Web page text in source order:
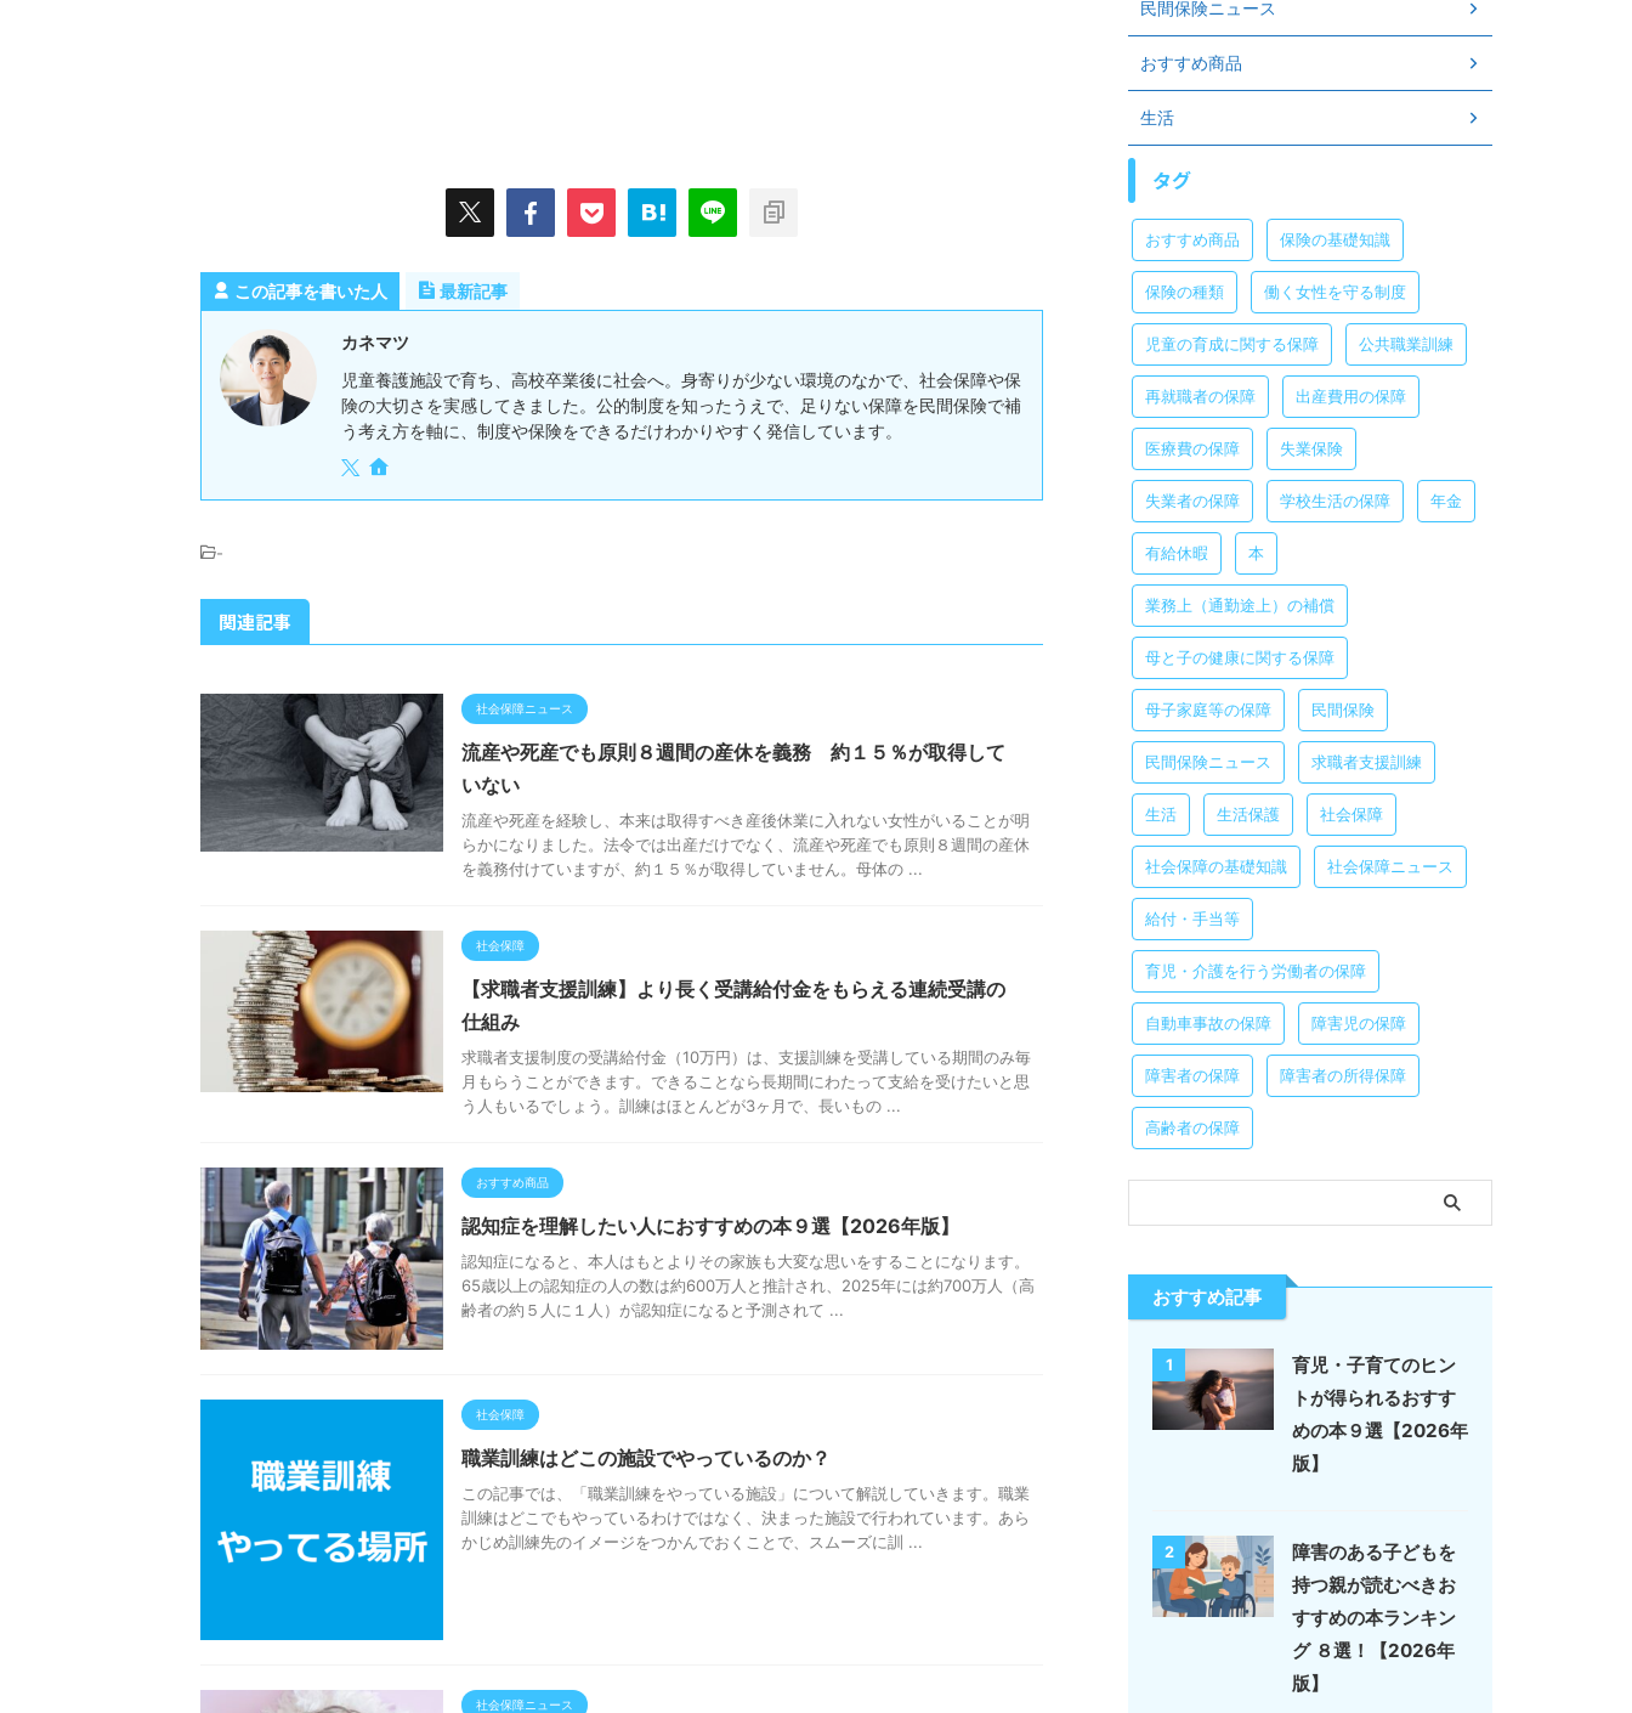
この記事を書いた人 最新記事
カネマツ
児童養護施設で育ち、高校卒業後に社会へ。身寄りが少ない環境のなかで、社会保障や保
険の大切さを実感してきました。公的制度を知ったうえで、足りない保障を民間保険で補
う考え方を軸に、制度や保険をできるだけわかりやすく発信しています。
-
関連記事
社会保障ニュース
流産や死産でも原則８週間の産休を義務 約１５％が取得して
いない
流産や死産を経験し、本来は取得すべき産後休業に入れない女性がいることが明
らかになりました。法令では出産だけでなく、流産や死産でも原則８週間の産休
を義務付けていますが、約１５％が取得していません。母体の ...
社会保障
【求職者支援訓練】より長く受講給付金をもらえる連続受講の
仕組み
求職者支援制度の受講給付金（10万円）は、支援訓練を受講している期間のみ毎
月もらうことができます。できることなら長期間にわたって支給を受けたいと思
う人もいるでしょう。訓練はほとんどが3ヶ月で、長いもの ...
おすすめ商品
認知症を理解したい人におすすめの本９選【2026年版】
認知症になると、本人はもとよりその家族も大変な思いをすることになります。
65歳以上の認知症の人の数は約600万人と推計され、2025年には約700万人（高
齢者の約５人に１人）が認知症になると予測されて ...
社会保障
職業訓練はどこの施設でやっているのか？
この記事では、「職業訓練をやっている施設」について解説していきます。職業
訓練はどこでもやっているわけではなく、決まった施設で行われています。あら
かじめ訓練先のイメージをつかんでおくことで、スムーズに訓 ...
社会保障ニュース
民間保険ニュース
おすすめ商品
生活
タグ
おすすめ商品 保険の基礎知識
保険の種類 働く女性を守る制度
児童の育成に関する保障 公共職業訓練
再就職者の保障 出産費用の保障
医療費の保障 失業保険
失業者の保障 学校生活の保障 年金
有給休暇 本
業務上（通勤途上）の補償
母と子の健康に関する保障
母子家庭等の保障 民間保険
民間保険ニュース 求職者支援訓練
生活 生活保護 社会保障
社会保障の基礎知識 社会保障ニュース
給付・手当等
育児・介護を行う労働者の保障
自動車事故の保障 障害児の保障
障害者の保障 障害者の所得保障
高齢者の保障
おすすめ記事
1
育児・子育てのヒン
トが得られるおすす
めの本９選【2026年
版】
2
障害のある子どもを
持つ親が読むべきお
すすめの本ランキン
グ ８選！【2026年
版】